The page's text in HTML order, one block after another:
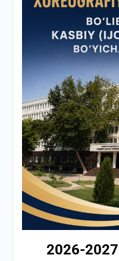
2026-2027